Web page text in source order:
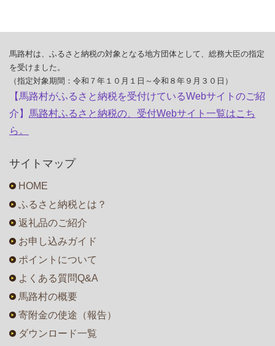
馬路村は、ふるさと納税の対象となる地方団体として、総務大臣の指定
を受けました。
（指定対象期間：令和７年１０月１日～令和８年９月３０日）
【馬路村がふるさと納税を受付けているWebサイトのご紹
介】 馬路村ふるさと納税の、受付Webサイト一覧はこち
ら。
サイトマップ
HOME
ふるさと納税とは？
返礼品のご紹介
お申し込みガイド
ポイントについて
よくある質問Q&A
馬路村の概要
寄附金の使途（報告）
ダウンロード一覧